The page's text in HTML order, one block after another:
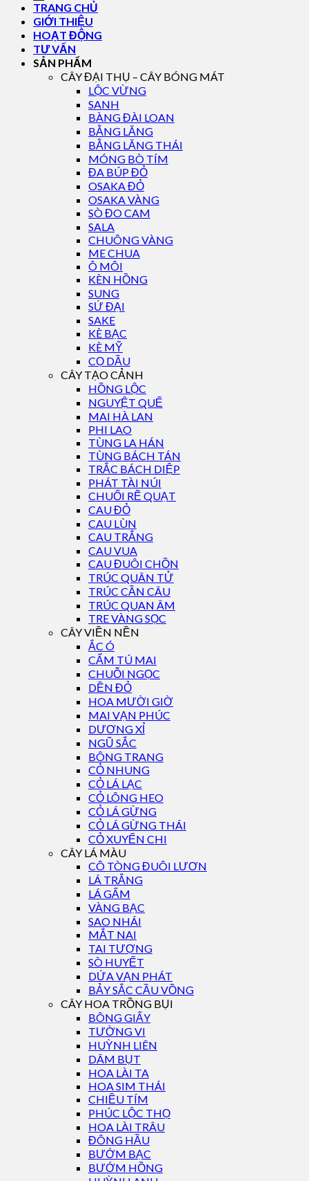
TRANG CHỦ
GIỚI THIỆU
HOẠT ĐỘNG
TƯ VẤN
SẢN PHẨM
CÂY ĐẠI THỤ – CÂY BÓNG MÁT
LỘC VỪNG
SANH
BÀNG ĐÀI LOAN
BẰNG LĂNG
BẰNG LĂNG THÁI
MÓNG BÒ TÍM
ĐA BÚP ĐỎ
OSAKA ĐỎ
OSAKA VÀNG
SÒ ĐO CAM
SALA
CHUÔNG VÀNG
ME CHUA
Ô MÔI
KÈN HỒNG
SUNG
SỨ ĐẠI
SAKE
KÈ BẠC
KÈ MỸ
CỌ DẦU
CÂY TẠO CẢNH
HỒNG LỘC
NGUYỆT QUẾ
MAI HÀ LAN
PHI LAO
TÙNG LA HÁN
TÙNG BÁCH TÁN
TRẮC BÁCH DIỆP
PHÁT TÀI NÚI
CHUỐI RẼ QUẠT
CAU ĐỎ
CAU LÙN
CAU TRẮNG
CAU VUA
CAU ĐUÔI CHỒN
TRÚC QUÂN TỬ
TRÚC CẦN CÂU
TRÚC QUAN ÂM
TRE VÀNG SỌC
CÂY VIỀN NỀN
ẮC Ó
CẨM TÚ MAI
CHUỖI NGỌC
DỀN ĐỎ
HOA MƯỜI GIỜ
MAI VẠN PHÚC
DƯƠNG XỈ
NGŨ SẮC
BÔNG TRANG
CỎ NHUNG
CỎ LÁ LẠC
CỎ LÔNG HEO
CỎ LÁ GỪNG
CỎ LÁ GỪNG THÁI
CỎ XUYẾN CHI
CÂY LÁ MÀU
CÔ TÒNG ĐUÔI LƯƠN
LÁ TRẮNG
LÁ GẤM
VÀNG BẠC
SAO NHÁI
MẮT NAI
TAI TƯỢNG
SÒ HUYẾT
DỨA VẠN PHÁT
BẢY SẮC CẦU VỒNG
CÂY HOA TRỒNG BỤI
BÔNG GIẤY
TƯỜNG VI
HUỲNH LIÊN
DÂM BỤT
HOA LÀI TA
HOA SIM THÁI
CHIỀU TÍM
PHÚC LỘC THỌ
HOA LÀI TRÂU
ĐÔNG HẦU
BƯỚM BẠC
BƯỚM HỒNG